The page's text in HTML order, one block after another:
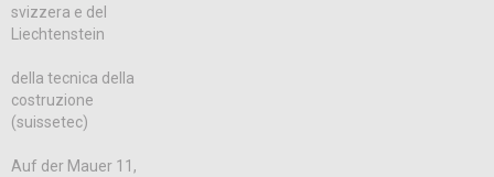
svizzera e del
Liechtenstein
della tecnica della
costruzione
(suissetec)
Auf der Mauer 11,